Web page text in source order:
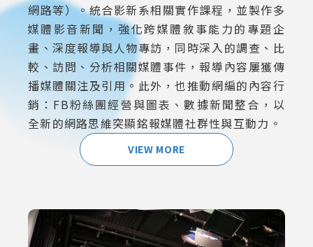
網路等）。統合影新系相關實作課程，並製作多
媒體影音新聞，強化跨媒體敘事能力的專題企
畫、深度報導與人物專訪，同時深入的調查、比
較、訪問、分析相關媒體事件，報導內容屢獲傳
播媒體關注及引用。此外，也推動網編的內容行
銷：FB粉絲團經營與圖表、數據新聞整合，以
全新的網路思維突顯銘報媒體社群性與互動力。
VIEW MORE